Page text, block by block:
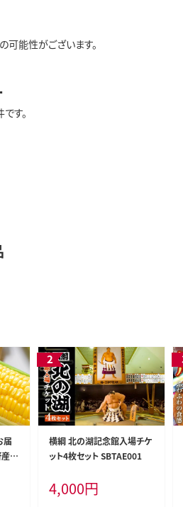
能性がございます。
す。
届
と
横綱 北の湖記念館入場チケ
ット4枚セット SBTAE001
4,000円